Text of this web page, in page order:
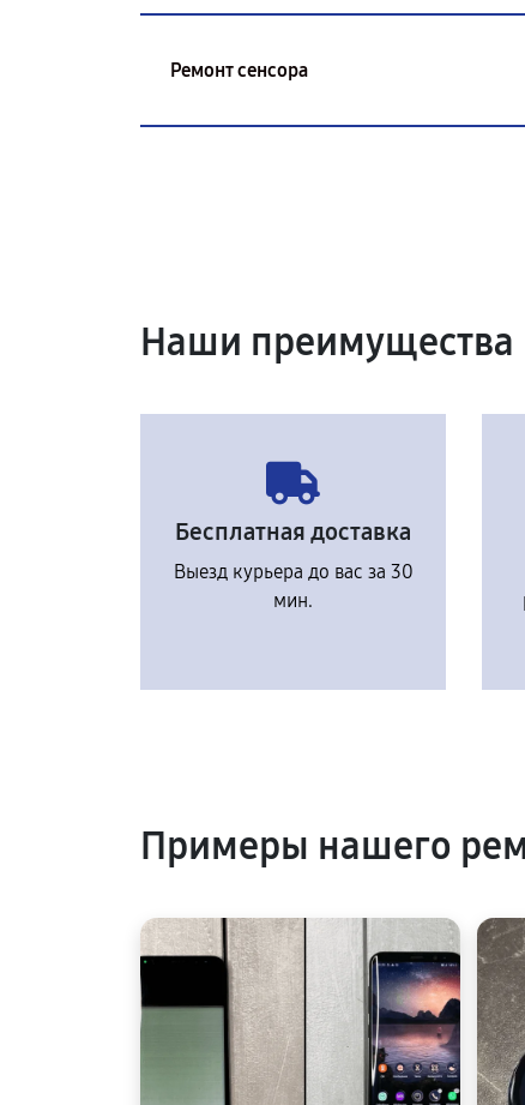
Ремонт сенсора
Наши преимущества
Бесплатная доставка
Выезд курьера до вас за 30
мин.
Примеры нашего